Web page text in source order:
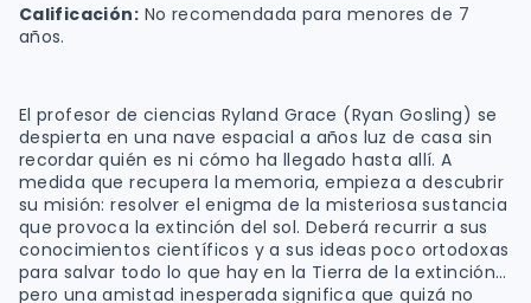
Calificación: No recomendada para menores de 7
años.
El profesor de ciencias Ryland Grace (Ryan Gosling) se
despierta en una nave espacial a años luz de casa sin
recordar quién es ni cómo ha llegado hasta allí. A
medida que recupera la memoria, empieza a descubrir
su misión: resolver el enigma de la misteriosa sustancia
que provoca la extinción del sol. Deberá recurrir a sus
conocimientos científicos y a sus ideas poco ortodoxas
para salvar todo lo que hay en la Tierra de la extinción…
pero una amistad inesperada significa que quizá no